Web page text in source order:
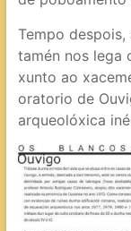
Tempo
tamén nos lega
xunto ao
oratorio de
arqueolóxica